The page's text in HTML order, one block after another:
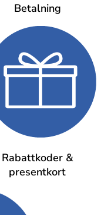
Betalning
Rabattkoder &
presentkort